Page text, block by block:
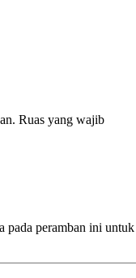
Ruas yang wajib
pada peramban ini untuk